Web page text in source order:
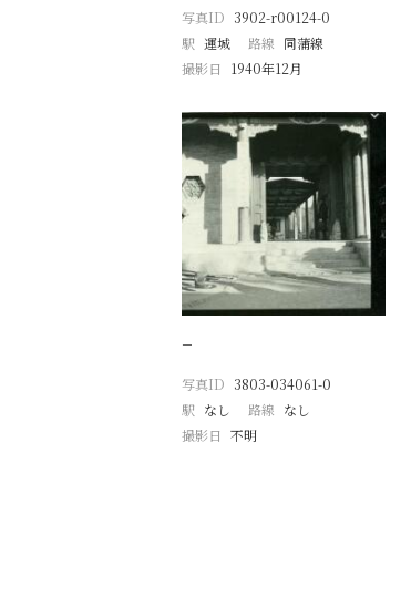
写真ID 3902-r00124-0
駅 運城 路線 同蒲線
撮影日
1940年12月
−
写真ID 3803-034061-0
駅 なし 路線 なし
撮影日 不明